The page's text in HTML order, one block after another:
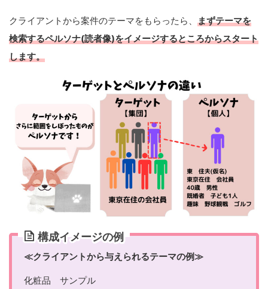
クライアントから案件のテーマをもらったら、 まずテーマを
検索するペルソナ(読者像)をイメージするところからスタート
します。
構成イメージの例
≪クライアントから与えられるテーマの例≫
化粧品 サンプル